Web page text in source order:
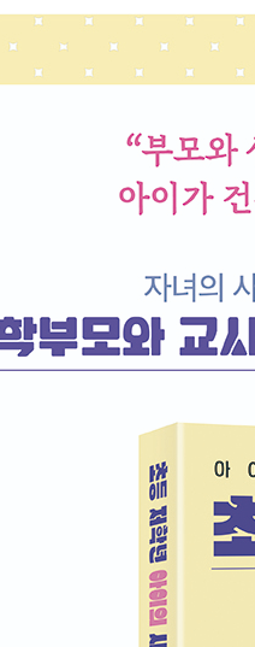
구를 거절하지 못하고 끌려
싫다고 등교 거부를 할 때 151
담이나 검사를 권유 받았을 때
님이 내 아이에게 무관심하다
의 해결은 기본에서 시작됩니